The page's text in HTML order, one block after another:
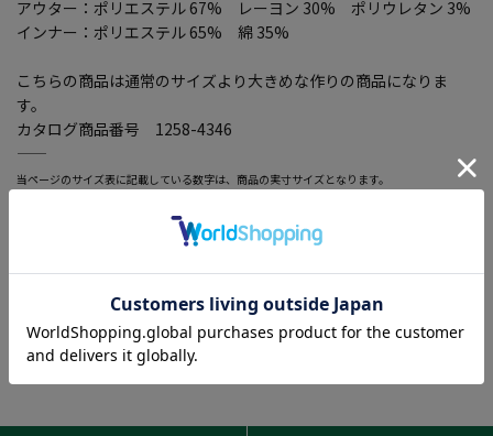
アウター：ポリエステル 67% レーヨン 30% ポリウレタン 3%
インナー：ポリエステル 65% 綿 35%
こちらの商品は通常のサイズより大きめな作りの商品になりま
す。
カタログ商品番号 1258-4346
―――――――――――――――――――――――
当ページのサイズ表に記載している数字は、商品の実寸サイズとなります。
ード寸の目安となりますので、実寸サイズと異なる場合がございます。